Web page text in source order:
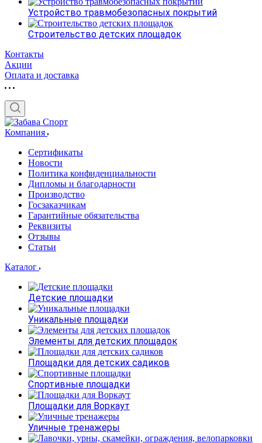
Устройство травмобезопасных покрытий
Строительство детских площадок
Контакты
Акции
Оплата и доставка
Компания
Сертификаты
Новости
Политика конфиденциальности
Дипломы и благодарности
Производство
Госзаказчикам
Гарантийные обязательства
Реквизиты
Отзывы
Статьи
Каталог
Детские площадки
Уникальные площадки
Элементы для детских площадок
Площадки для детских садиков
Спортивные площадки
Площадки для Воркаут
Уличные тренажеры